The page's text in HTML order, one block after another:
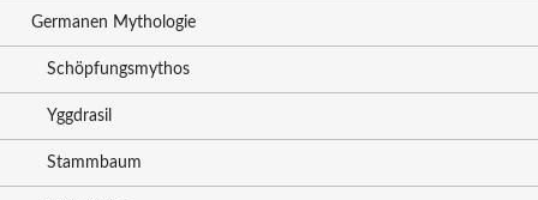
Germanen Mythologie
Schöpfungsmythos
Yggdrasil
Stammbaum